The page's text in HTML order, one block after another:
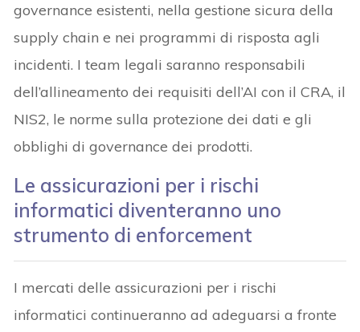
governance esistenti, nella gestione sicura della
supply chain e nei programmi di risposta agli
incidenti. I team legali saranno responsabili
dell’allineamento dei requisiti dell’AI con il CRA, il
NIS2, le norme sulla protezione dei dati e gli
obblighi di governance dei prodotti.
Le assicurazioni per i rischi
informatici diventeranno uno
strumento di enforcement
I mercati delle assicurazioni per i rischi
informatici continueranno ad adeguarsi a fronte